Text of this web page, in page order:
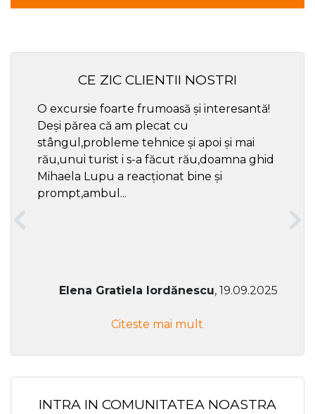
CE ZIC CLIENTII NOSTRI
O excursie foarte frumoasă și interesantă!
Deși părea că am plecat cu
stângul,probleme tehnice și apoi și mai
rău,unui turist i s-a făcut rău,doamna ghid
Mihaela Lupu a reacționat bine și
prompt,ambul...
Elena Gratiela Iordănescu, 19.09.2025
Citeste mai mult
INTRA IN COMUNITATEA NOASTRA